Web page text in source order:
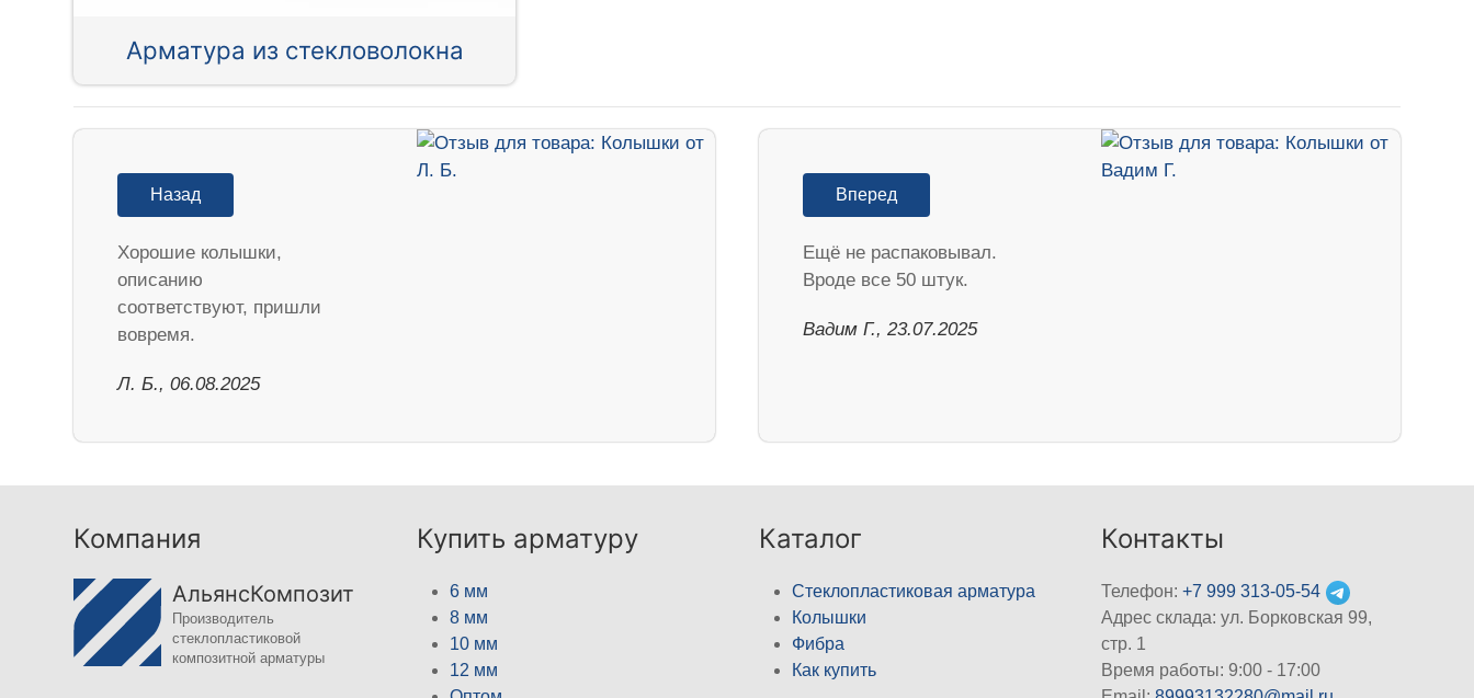
Арматура из стекловолокна
Назад
Хорошие колышки,
описанию
соответствуют, пришли
вовремя.
Л. Б., 06.08.2025
Вперед
Ещё не распаковывал.
Вроде все 50 штук.
Вадим Г., 23.07.2025
Компания
АльянсКомпозит
Производитель
стеклопластиковой
композитной арматуры
Купить арматуру
6 мм
8 мм
10 мм
12 мм
Каталог
Стеклопластиковая арматура
Колышки
Фибра
Как купить
Контакты
Телефон:+7 999 313-05-54
Адрес склада: ул. Борковская 99,
стр. 1
Время работы: 9:00 - 17:00